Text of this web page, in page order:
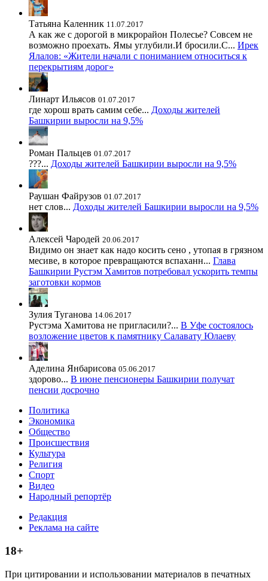
Татьяна Каленник 11.07.2017
А как же с дорогой в микрорайон Полесье? Совсем не
возможно проехать. Ямы углубили.И бросили.С... Ирек
Ялалов: «Жители начали с пониманием относиться к
перекрытиям дорог»
Линарт Ильясов 01.07.2017
где хорош врать самим себе... Доходы жителей
Башкирии выросли на 9,5%
Роман Пальцев 01.07.2017
???... Доходы жителей Башкирии выросли на 9,5%
Раушан Файрузов 01.07.2017
нет слов... Доходы жителей Башкирии выросли на 9,5%
Алексей Чародей 20.06.2017
Видимо он знает как надо косить сено , утопая в грязном
месиве, в которое превращаются вспаханн... Глава
Башкирии Рустэм Хамитов потребовал ускорить темпы
заготовки кормов
Зулия Туганова 14.06.2017
Рустэма Хамитова не пригласили?... В Уфе состоялось
возложение цветов к памятнику Салавату Юлаеву
Аделина Янбарисова 05.06.2017
здорово... В июне пенсионеры Башкирии получат
пенсии досрочно
Политика
Экономика
Общество
Происшествия
Культура
Религия
Спорт
Видео
Народный репортёр
Редакция
Реклама на сайте
18+
При цитировании и использовании материалов в печатных